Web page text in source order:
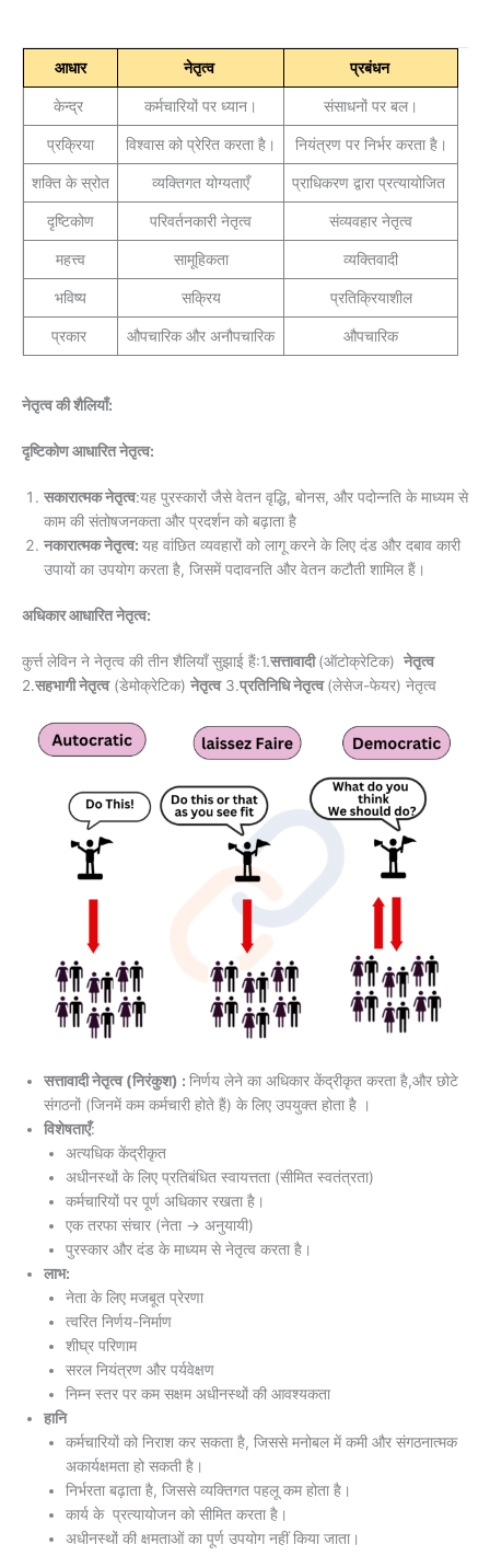
आधार नेतृत्व प्रबंधन
केन्द्र कर्मचारियों पर ध्यान। संसाधनों पर बल।
प्रक्रिया विश्वास को प्रेरित करता है। नियंत्रण पर निर्भर करता है।
शक्ति के स्रोत व्यक्तिगत योग्यताएँ प्राधिकरण द्वारा प्रत्यायोजित
दृष्टिकोण परिवर्तनकारी नेतृत्व संव्यवहार नेतृत्व
महत्त्व सामूहिकता व्यक्तिवादी
भविष्य सक्रिय प्रतिक्रियाशील
प्रकार औपचारिक और अनौपचारिक औपचारिक
नेतृत्व की शैलियाँ:
दृष्टिकोण आधारित नेतृत्व:
सकारात्मक नेतृत्व:यह पुरस्कारों जैसे वेतन वृद्धि, बोनस, और पदोन्नति के माध्यम से
काम की संतोषजनकता और प्रदर्शन को बढ़ाता है
नकारात्मक नेतृत्व: यह वांछित व्यवहारों को लागू करने के लिए दंड और दबाव कारी
उपायों का उपयोग करता है, जिसमें पदावनति और वेतन कटौती शामिल हैं।
अधिकार आधारित नेतृत्व:
कुर्त्त लेविन ने नेतृत्व की तीन शैलियाँ सुझाई हैं:1.सत्तावादी(ऑटोक्रेटिक) नेतृत्व
2.सहभागी नेतृत्व(डेमोक्रेटिक) नेतृत्व3.प्रतिनिधि नेतृत्व(लेसेज-फेयर) नेतृत्व
सत्तावादी नेतृत्व (निरंकुश) : निर्णय लेने का अधिकार केंद्रीकृत करता है,और छोटे
संगठनों (जिनमें कम कर्मचारी होते हैं) के लिए उपयुक्त होता है ।
विशेषताएँ:
अत्यधिक केंद्रीकृत
अधीनस्थों के लिए प्रतिबंधित स्वायत्तता (सीमित स्वतंत्रता)
कर्मचारियों पर पूर्ण अधिकार रखता है।
एक तरफा संचार (नेता → अनुयायी)
पुरस्कार और दंड के माध्यम से नेतृत्व करता है।
लाभ:
नेता के लिए मजबूत प्रेरणा
त्वरित निर्णय-निर्माण
शीघ्र परिणाम
सरल नियंत्रण और पर्यवेक्षण
निम्न स्तर पर कम सक्षम अधीनस्थों की आवश्यकता
हानि
कर्मचारियों को निराश कर सकता है, जिससे मनोबल में कमी और संगठनात्मक
अकार्यक्षमता हो सकती है।
निर्भरता बढ़ाता है, जिससे व्यक्तिगत पहलू कम होता है।
कार्य के प्रत्यायोजन को सीमित करता है।
अधीनस्थों की क्षमताओं का पूर्ण उपयोग नहीं किया जाता।